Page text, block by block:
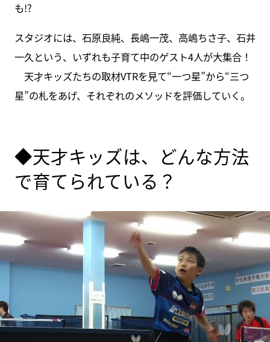
も!?
スタジオには、石原良純、長嶋一茂、高嶋ちさ子、石井
一久という、いずれも子育て中のゲスト4人が大集合！
天才キッズたちの取材VTRを見て“一つ星”から“三つ
星”の札をあげ、それぞれのメソッドを評価していく。
◆天才キッズは、どんな方法
で育てられている？